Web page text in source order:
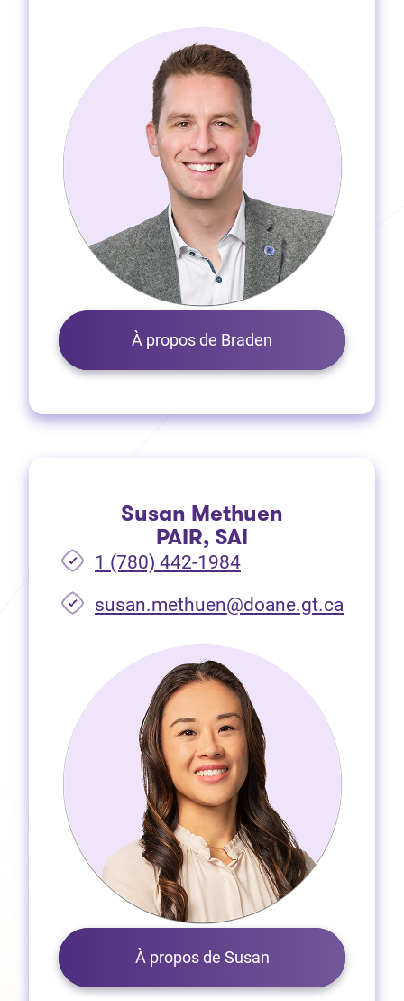
À propos de Braden
Susan Methuen
PAIR, SAI
1 (780) 442-1984
susan.methuen@doane.gt.ca
À propos de Susan